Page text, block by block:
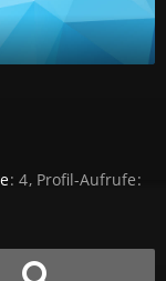
4 Profil-Aufrufe